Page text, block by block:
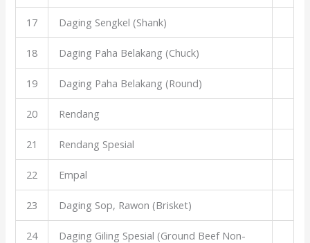
17 Daging Sengkel (Shank)
18 Daging Paha Belakang (Chuck)
19 Daging Paha Belakang (Round)
20 Rendang
21 Rendang Spesial
22 Empal
23 Daging Sop, Rawon (Brisket)
24
Daging Giling Spesial (Ground Beef Non-